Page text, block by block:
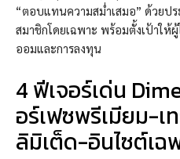
“ตอบแทนความสม่ำเสมอ” ด้วย
สมาชิกโดยเฉพาะ พร้อมตั้งเป้าให้
ออมและการลงทุน
4 ฟีเจอร์เด่น
อร์เฟซพรีเมียม-
ลิมิเต็ด-อินไซต์เฉ